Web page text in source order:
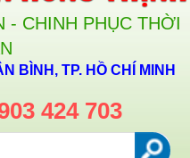
- CHINH PHỤC THỜI
BÌNH, TP. HỒ CHÍ MINH
424 703